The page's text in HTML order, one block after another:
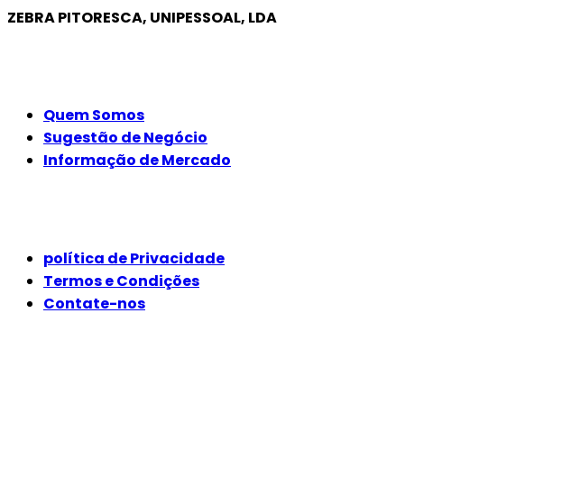
ZEBRA PITORESCA, UNIPESSOAL, LDA
Quem Somos
Sugestão de Negócio
Informação de Mercado
política de Privacidade
Termos e Condições
Contate-nos